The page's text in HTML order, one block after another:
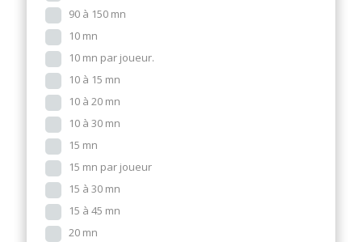
90 à 150 mn
10 mn
10 mn par joueur.
10 à 15 mn
10 à 20 mn
10 à 30 mn
15 mn
15 mn par joueur
15 à 30 mn
15 à 45 mn
20 mn